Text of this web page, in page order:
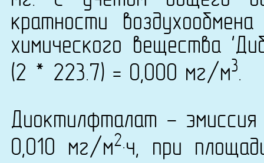
кратности
химического вещества
(2 * 223.7) = 0,000 мг/м3.
Диоктилфталат - эмиссия
0,010 мг/м2·ч, при